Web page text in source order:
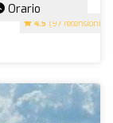
4.5 (97 recensioni)
Orario